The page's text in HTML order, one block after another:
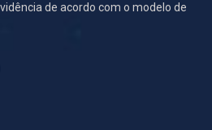
de acordo com o modelo de